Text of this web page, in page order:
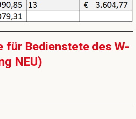
für Bedienstete des W-
NEU)